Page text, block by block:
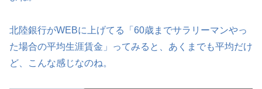
北陸銀行がWEBに上げてる「60歳までサラリーマンやっ
た場合の平均生涯賃金」ってみると、あくまでも平均だけ
ど、こんな感じなのね。